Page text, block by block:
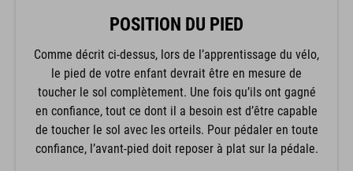
POSITION DU PIED
Comme décrit ci-dessus, lors de l’apprentissage du vélo,
le pied de votre enfant devrait être en mesure de
toucher le sol complètement. Une fois qu’ils ont gagné
en confiance, tout ce dont il a besoin est d’être capable
de toucher le sol avec les orteils. Pour pédaler en toute
confiance, l’avant-pied doit reposer à plat sur la pédale.